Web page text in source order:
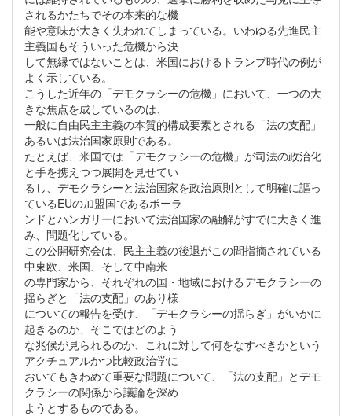
されるかたちでその本来的な機
能や意味が大きく失われてしまっている。いわゆる先進民主
主義国もそういった危機から決
して無縁ではないことは、米国におけるトランプ時代の例が
よく示している。
こうした近年の「デモクラシーの危機」において、一つの大
きな焦点を成しているのは、
一般に自由民主主義の本質的構成要素とされる「法の支配」
あるいは法治国家原則である。
たとえば、米国では「デモクラシーの危機」が司法の政治化
と手を携えつつ展開を見せてい
るし、デモクラシーと法治国家を政治原則として明確に謳っ
ているEUの加盟国であるポーラ
ンドとハンガリーにおいて法治国家の融解がすでに大きく進
み、問題化している。
この公開研究会は、民主主義の後退がこの間指摘されている
中東欧、米国、そして中南米
の専門家から、それぞれの国・地域におけるデモクラシーの
揺らぎと「法の支配」のあり様
についての報告を受け、「デモクラシーの揺らぎ」がいかに
起きるのか、そこではどのよう
な兆候が見られるのか、これに対して何をなすべきかという
アクチュアルかつ比較政治学に
おいてもきわめて重要な問題について、「法の支配」とデモ
クラシーの関係から議論を深め
ようとするものである。